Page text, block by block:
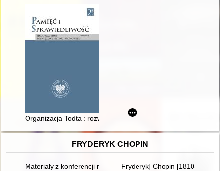
Organizacja Todta : rozwój i zakres działalności w latach
FRYDERYK CHOPIN
Materiały z konferencji naukowej "Twórczość naukowa i
Fryderyk] Chopin [1810-1849].